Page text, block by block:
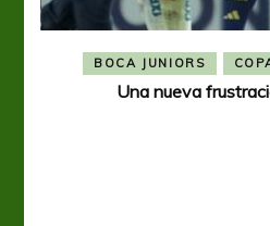
BOCA JUNIORS
Una nueva